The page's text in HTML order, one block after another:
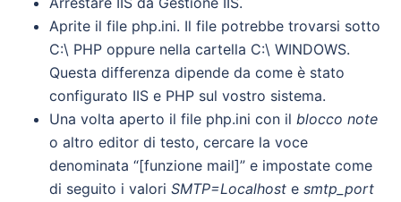
Aprite il file php.ini. Il file potrebbe trovarsi sotto
C:\ PHP oppure nella cartella C:\ WINDOWS.
Questa differenza dipende da come è stato
configurato IIS e PHP sul vostro sistema.
Una volta aperto il file php.ini con il blocco note
o altro editor di testo, cercare la voce
denominata “[funzione mail]” e impostate come
di seguito i valori SMTP=Localhost e smtp_port